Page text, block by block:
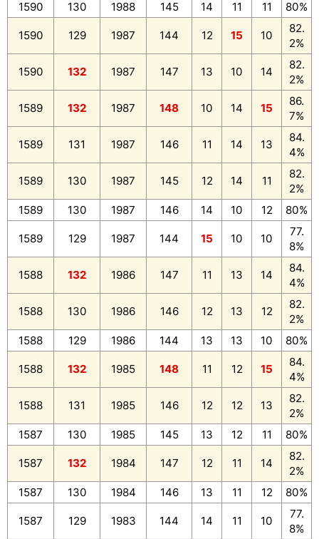
1590 130 1988 145 14 11 11 80%
1590 129 1987 144 12 15 10
82.
2%
1590 132 1987 147 13 10 14
82.
2%
1589 132 1987 148 10 14 15
86.
7%
1589 131 1987 146 11 14 13
84.
4%
1589 130 1987 145 12 14 11
82.
2%
1589
130 1987 146 14 10 12 80%
1589 129 1987 144 15 10 10
77.
8%
1588 132 1986 147 11 13 14
84.
4%
1588 130 1986 146 12 13 12
82.
2%
1588
129 1986 144 13 13 10 80%
1588 132 1985 148 11 12 15
84.
4%
1588 131 1985 146 12 12 13
82.
2%
1587
130 1985 145 13 12 11 80%
1587 132 1984 147 12 11 14
82.
2%
1587
130 1984 146 13 11 12 80%
1587 129 1983 144 14 11 10
77.
8%